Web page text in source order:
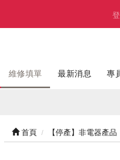
維修填單 最新消息 專
首頁 【停產】非電器產品